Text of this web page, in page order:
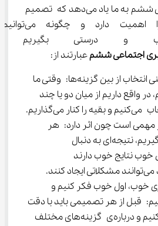
کتاب مطالعات اجتماعی ششم به ما یاد می‌دهد که تصمیم
گیری چیست، چرا اهمیت دارد و چگونه می‌توانیم
اجتماعی ششم عبارتند از:
تصمیم گیری یعنی انتخاب از بین گزینه‌ها: وقتی ما
در واقع داریم از میان دو یا چند
کنار می‌گذاریم.
مهمی است چون اثر دارد: هر
تصمیمی که می‌گیریم، نتیجه‌ای به دنبال
انتخاب‌های خوب نتایج خوب دارند
خوب، اول خوب فکر کنیم و
قبل از هر تصمیمی باید با دقت
به موضوع فکر کنیم و درباره‌ی گزینه‌های مختلف